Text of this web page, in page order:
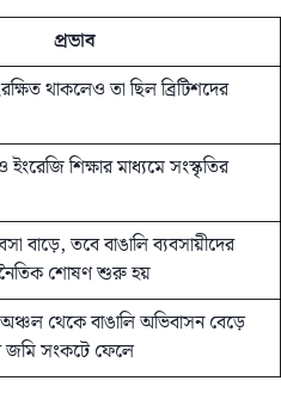
প্রভাব
থাকলেও তা ছিল ব্রিটিশদের
ও ইংরেজি শিক্ষার মাধ্যমে সংস্কৃতির
বাড়ে, তবে বাঙালি ব্যবসায়ীদের
শোষণ শুরু হয়
থেকে বাঙালি অভিবাসন বেড়ে
জমি সংকটে ফেলে